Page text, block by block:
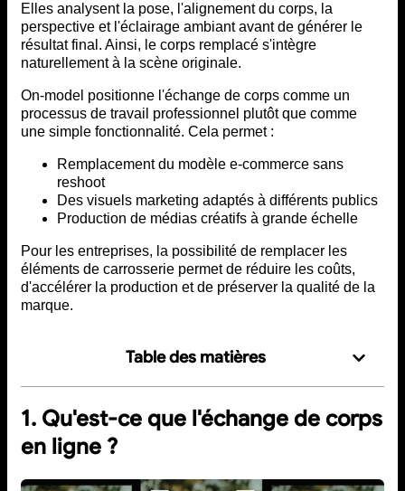
Elles analysent la pose, l'alignement du corps, la
perspective et l'éclairage ambiant avant de générer le
résultat final. Ainsi, le corps remplacé s'intègre
naturellement à la scène originale.
On-model positionne l'échange de corps comme un
processus de travail professionnel plutôt que comme
une simple fonctionnalité. Cela permet :
Remplacement du modèle e-commerce sans
reshoot
Des visuels marketing adaptés à différents publics
Production de médias créatifs à grande échelle
Pour les entreprises, la possibilité de remplacer les
éléments de carrosserie permet de réduire les coûts,
d'accélérer la production et de préserver la qualité de la
marque.
Table des matières
1. Qu'est-ce que l'échange de corps
en ligne ?